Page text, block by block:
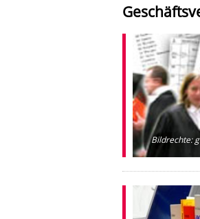
Bildrechte: